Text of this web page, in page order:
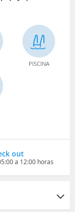
PISCINA
out
a 12:00 horas